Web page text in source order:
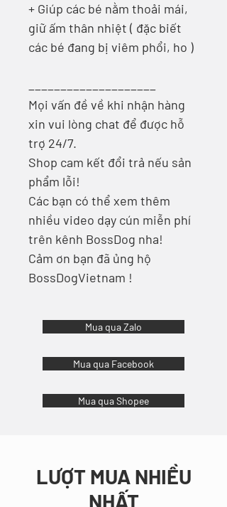
+ Giúp các bé nằm thoải mái,
giữ ấm thân nhiệt ( đặc biết
các bé đang bị viêm phổi, ho )
Mọi vấn đề về khi nhận hàng
xin vui lòng chat để được hỗ
trợ 24/7.
Shop cam kết đổi trả nếu sản
phẩm lỗi!
Các bạn có thể xem thêm
nhiều video dạy cún miễn phí
trên kênh BossDog nha!
Cảm ơn bạn đã ủng hộ
BossDogVietnam !
Mua qua Zalo
Mua qua Facebook
Mua qua Shopee
LƯỢT MUA NHIỀU
NHẤT